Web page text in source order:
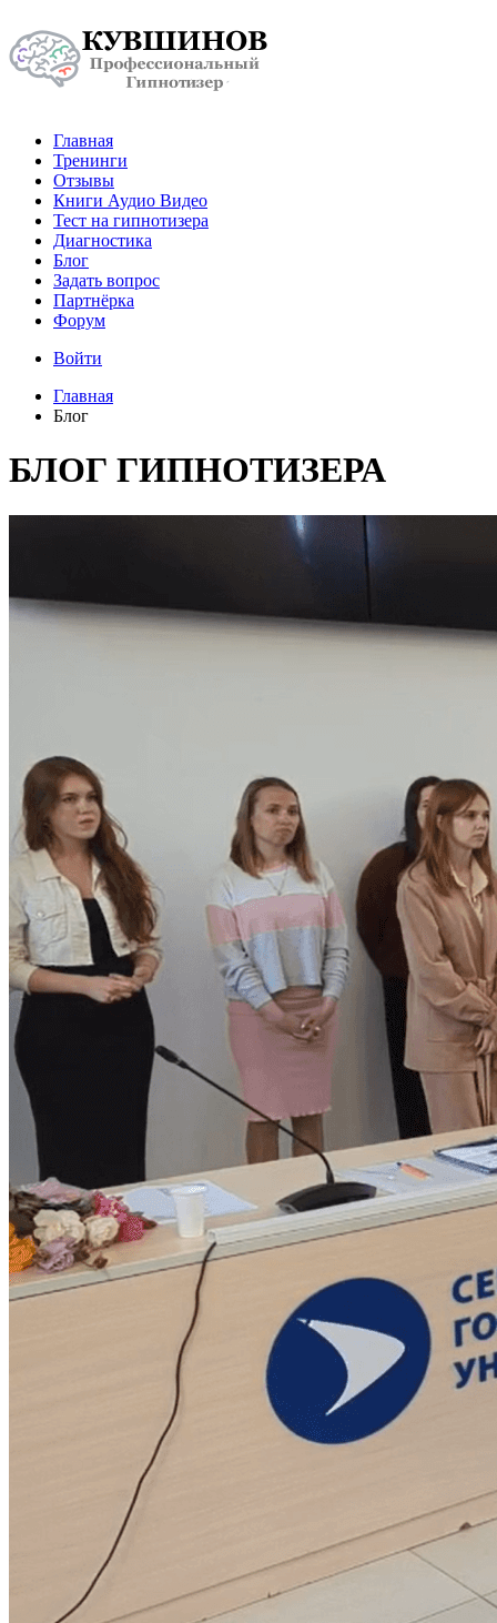
Главная
Тренинги
Отзывы
Книги Аудио Видео
Тест на гипнотизера
Диагностика
Блог
Задать вопрос
Партнёрка
Форум
Войти
Главная
Блог
БЛОГ ГИПНОТИЗЕРА